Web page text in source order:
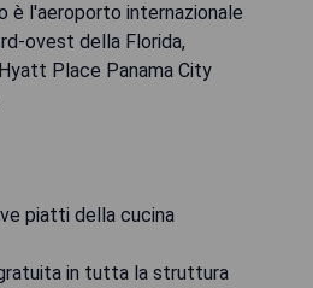
è l'aeroporto internazionale
ovest della Florida,
Place Panama City
piatti della cucina
in tutta la struttura